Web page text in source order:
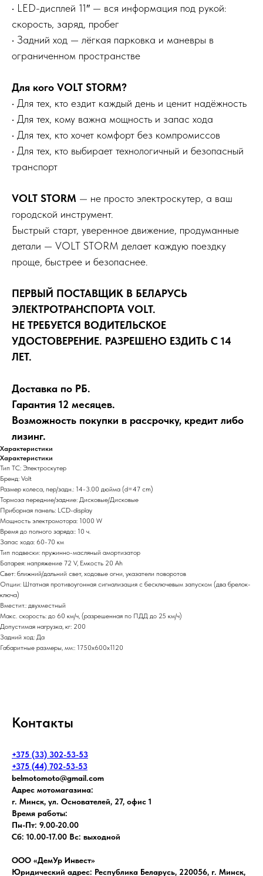
• LED-дисплей 11″ — вся информация под рукой:
скорость, заряд, пробег
• Задний ход — лёгкая парковка и маневры в
ограниченном пространстве
Для кого VOLT STORM?
• Для тех, кто ездит каждый день и ценит надёжность
• Для тех, кому важна мощность и запас хода
• Для тех, кто хочет комфорт без компромиссов
• Для тех, кто выбирает технологичный и безопасный
транспорт
VOLT STORM — не просто электроскутер, а ваш
городской инструмент.
Быстрый старт, уверенное движение, продуманные
детали — VOLT STORM делает каждую поездку
проще, быстрее и безопаснее.
ПЕРВЫЙ ПОСТАВЩИК В БЕЛАРУСЬ
ЭЛЕКТРОТРАНСПОРТА VOLT.
НЕ ТРЕБУЕТСЯ ВОДИТЕЛЬСКОЕ
УДОСТОВЕРЕНИЕ. РАЗРЕШЕНО ЕЗДИТЬ С 14
ЛЕТ.
Доставка по РБ.
Гарантия 12 месяцев.
Возможность покупки в рассрочку, кредит либо
лизинг.
Характеристики
Характеристики
Тип ТС: Электроскутер
Бренд: Volt
Размер колеса, пер/задн.: 14-3.00 дюйма (d=47 сm)
Тормоза передние/задние: Дисковые/Дисковые
Приборная панель: LCD-display
Мощность электромотора: 1000 W
Время до полного заряда:: 10 ч.
Запас хода: 60-70 км
Тип подвески: пружинно-масляный амортизатор
Батарея: напряжение 72 V, Емкость 20 Ah
Свет: ближний/дальний свет, ходовые огни, указатели поворотов
Опции: Штатная противоугонная сигнализация с бесключевым запуском (два брелок-
ключа)
Вместит.: двухместный
Макс. скорость: до 60 км/ч, (разрешенная по ПДД до 25 км/ч)
Допустимая нагрузка, кг: 200
Задний ход: Да
Габаритные размеры, мм:: 1750x600x1120
Контакты
+375 (33) 302-53-53
+375 (44) 702-53-53
belmotomoto@gmail.com
Адрес мотомагазина:
г. Минск, ул. Основателей, 27, офис 1
Время работы:
Пн-Пт: 9.00-20.00
Сб: 10.00-17.00 Вс: выходной
ООО «ДемУр Инвест»
Юридический адрес: Республика Беларусь, 220056, г. Минск,